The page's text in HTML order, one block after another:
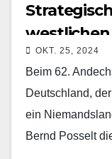
OKT. 25, 2024
Beim 62.
Deutschland,
ein
Bernd Posselt